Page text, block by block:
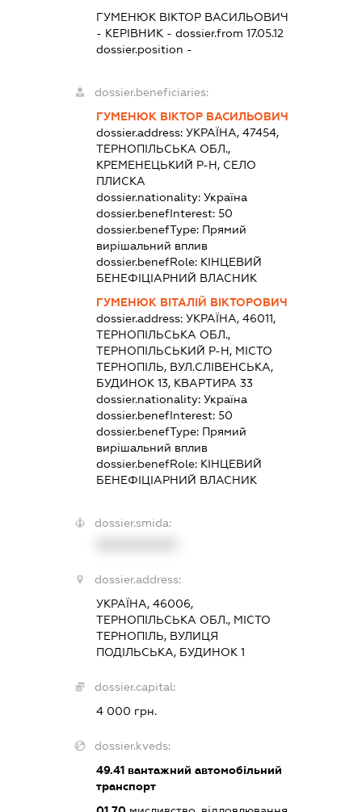
ГУМЕНЮК ВІКТОР ВАСИЛЬОВИЧ
- КЕРІВНИК - dossier.from 17.05.12
dossier.position -
dossier.beneficiaries:
ГУМЕНЮК ВІКТОР ВАСИЛЬОВИЧ
dossier.address: УКРАЇНА, 47454,
ТЕРНОПІЛЬСЬКА ОБЛ.,
КРЕМЕНЕЦЬКИЙ Р-Н, СЕЛО
ПЛИСКА
dossier.nationality: Україна
dossier.benefInterest: 50
dossier.benefType: Прямий
вирішальний вплив
dossier.benefRole: КІНЦЕВИЙ
БЕНЕФІЦІАРНИЙ ВЛАСНИК
ГУМЕНЮК ВІТАЛІЙ ВІКТОРОВИЧ
dossier.address: УКРАЇНА, 46011,
ТЕРНОПІЛЬСЬКА ОБЛ.,
ТЕРНОПІЛЬСЬКИЙ Р-Н, МІСТО
ТЕРНОПІЛЬ, ВУЛ.СЛІВЕНСЬКА,
БУДИНОК 13, КВАРТИРА 33
dossier.nationality: Україна
dossier.benefInterest: 50
dossier.benefType: Прямий
вирішальний вплив
dossier.benefRole: КІНЦЕВИЙ
БЕНЕФІЦІАРНИЙ ВЛАСНИК
dossier.smida:
dossier.address:
УКРАЇНА, 46006,
ТЕРНОПІЛЬСЬКА ОБЛ., МІСТО
ТЕРНОПІЛЬ, ВУЛИЦЯ
ПОДІЛЬСЬКА, БУДИНОК 1
dossier.capital:
4 000 грн.
dossier.kveds:
49.41вантажний автомобільний
транспорт